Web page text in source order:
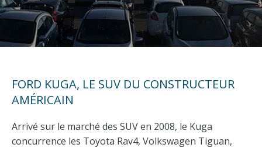
FORD KUGA, LE SUV DU CONSTRUCTEUR
AMÉRICAIN
Arrivé sur le marché des SUV en 2008, le Kuga
concurrence les Toyota Rav4, Volkswagen Tiguan,